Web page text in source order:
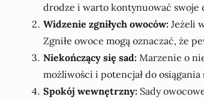
drodze i warto kontynuować swoje
Widzenie zgniłych owoców: Jeżeli
Zgniłe owoce mogą oznaczać, że
Niekończący się sad: Marzenie o
możliwości i potencjał do
Spokój wewnętrzny: Sady